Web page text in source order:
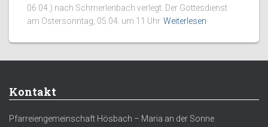
06.04.) nach Schmerlenbach verlegt. Der Gottesdienst
am Ostersonntag, 05.04. um 11 Uhr Weiterlesen
Kontakt
Pfarreiengemeinschaft Hösbach – Maria an der Sonne